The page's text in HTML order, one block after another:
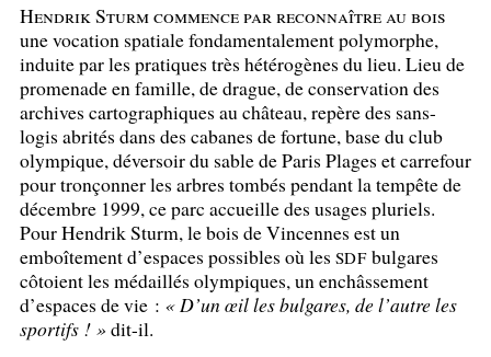
Hendrik Sturm commence par reconnaître au bois
une vocation spatiale fondamentalement polymorphe,
induite par les pratiques très hétérogènes du lieu. Lieu de
promenade en famille, de drague, de conservation des
archives cartographiques au château, repère des sans-
logis abrités dans des cabanes de fortune, base du club
olympique, déversoir du sable de Paris Plages et carrefour
pour tronçonner les arbres tombés pendant la tempête de
décembre 1999, ce parc accueille des usages pluriels.
Pour Hendrik Sturm, le bois de Vincennes est un
emboîtement d’espaces possibles où les SDFbulgares
côtoient les médaillés olympiques, un enchâssement
d’espaces de vie : « D’un œil les bulgares, de l’autre les
sportifs ! » dit-il.